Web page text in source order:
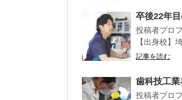
卒後22年
投稿者プロ
【出身校】
記事を読む
歯科技工
投稿者プロ